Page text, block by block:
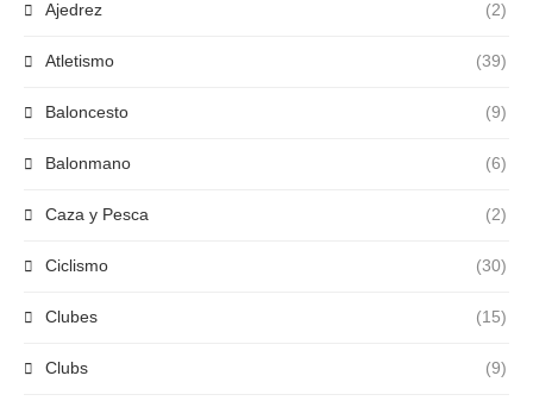
Ajedrez (2)
Atletismo (39)
Baloncesto (9)
Balonmano (6)
Caza y Pesca (2)
Ciclismo (30)
Clubes (15)
Clubs (9)